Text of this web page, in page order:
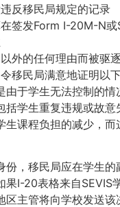
反移民局规定的记录
签发Form I-20M-N
外的任何理由而被驱
移民局满意地证明以
由于学生无法控制的
括学生重复违规或故
生课程负担的减少，而
份，移民局应在学生的
果I-20表格来自SEVIS
主管将向学校发送该